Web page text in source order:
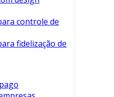
controle de
fidelização de